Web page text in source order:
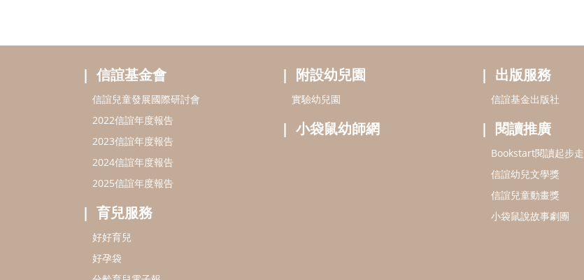
信誼基金會
信誼兒童發展國際研討會
2022信誼年度報告
2023信誼年度報告
2024信誼年度報告
2025信誼年度報告
育兒服務
好好育兒
好孕袋
附設幼兒園
實驗幼兒園
小袋鼠幼師網
出版服務
信誼基金出版社
閱讀推廣
Bookstart閱讀起步走
信誼幼兒文學獎
信誼兒童動畫獎
小袋鼠說故事劇團